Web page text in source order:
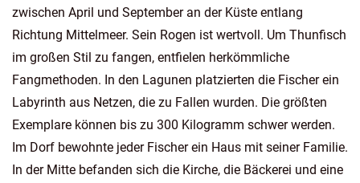
zwischen April und September an der Küste entlang
Richtung Mittelmeer. Sein Rogen ist wertvoll. Um Thunfisch
im großen Stil zu fangen, entfielen herkömmliche
Fangmethoden. In den Lagunen platzierten die Fischer ein
Labyrinth aus Netzen, die zu Fallen wurden. Die größten
Exemplare können bis zu 300 Kilogramm schwer werden.
Im Dorf bewohnte jeder Fischer ein Haus mit seiner Familie.
In der Mitte befanden sich die Kirche, die Bäckerei und eine